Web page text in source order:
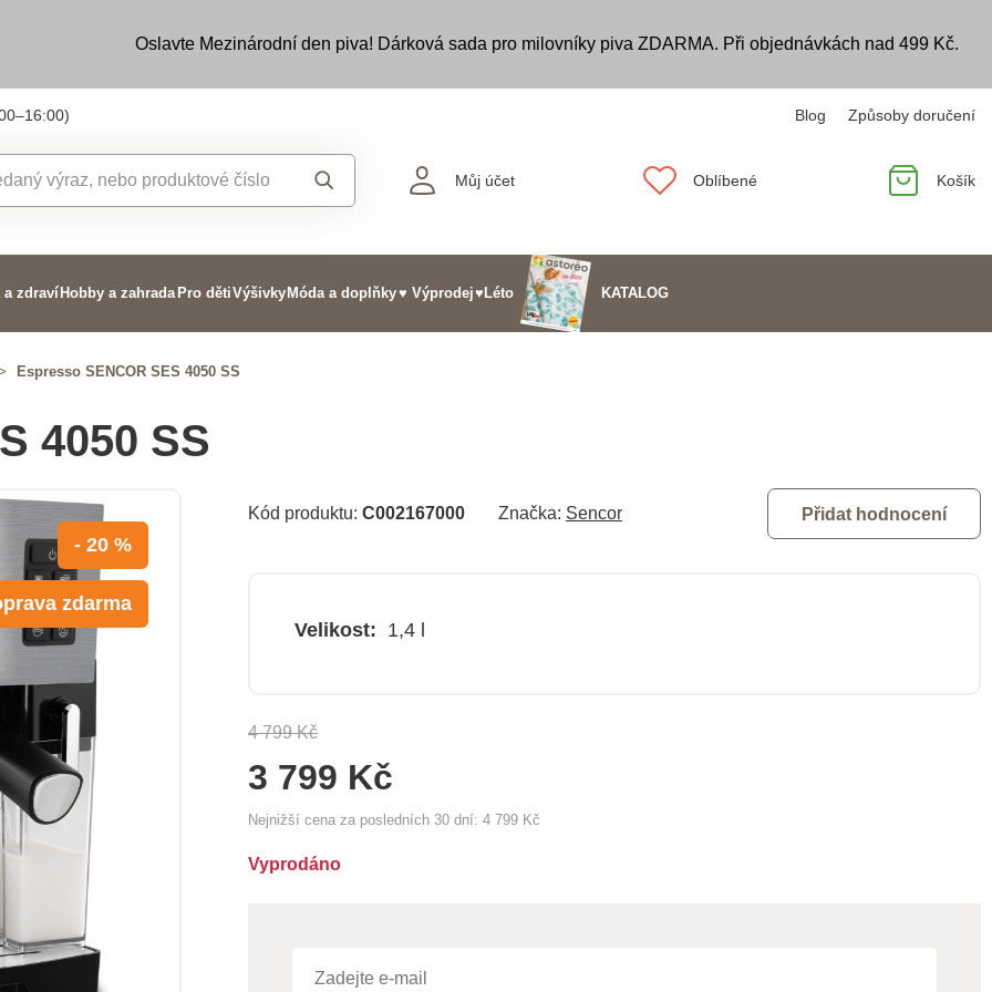
Oslavte Mezinárodní den piva! Dárková sada pro milovníky piva ZDARMA. Při objednávkách nad 499 Kč.
Blog Způsoby doručení
Můj účet Oblíbené Košík
a zdraví Hobby a zahrada Pro dětiVýšivky Móda a doplňky♥ Výprodej♥Léto KATALOG
Espresso SENCOR SES 4050 SS
4050 SS
- 20 %
zdarma
Kód produktu: C002167000 Značka: Sencor Přidat hodnocení
Velikost: 1,4 l
4 799 Kč
3 799 Kč
Nejnižší cena za posledních 30 dní: 4 799 Kč
Vyprodáno